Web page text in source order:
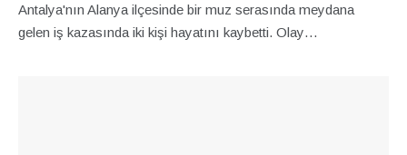
Antalya'nın Alanya ilçesinde bir muz serasında meydana
gelen iş kazasında iki kişi hayatını kaybetti. Olay…